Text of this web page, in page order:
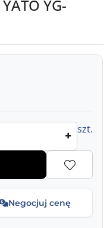
YG-
szt.
Negocjuj cenę